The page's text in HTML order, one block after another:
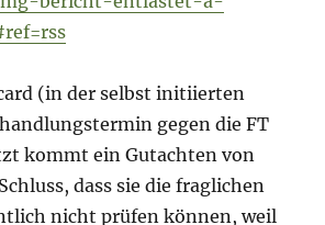
(in der selbst initiierten
gegen die FT
kommt ein Gutachten von
dass sie die fraglichen
nicht prüfen können, weil